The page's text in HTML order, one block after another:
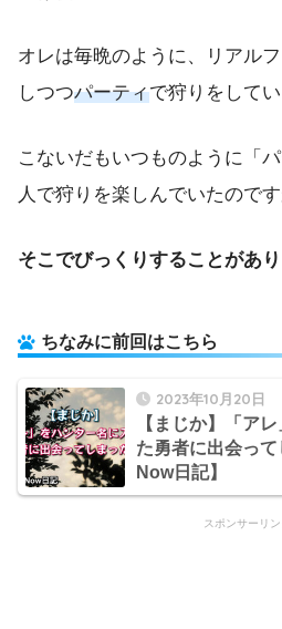
オレは毎晩のように、リアル
しつつパーティで狩りをしてい
こないだもいつものように「
人で狩りを楽しんでいたので
そこでびっくりすることがあり
ちなみに前回はこちら
2023年10月20日
【まじか】「ア
た勇者に出会っ
Now日記】
スポンサーリン